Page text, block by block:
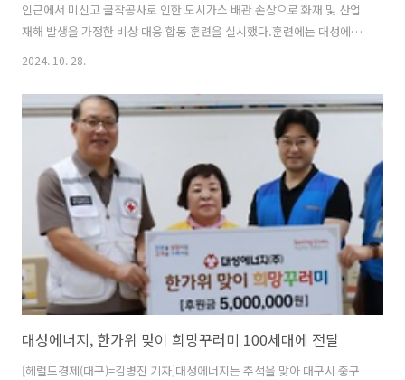
인근에서 미신고 굴착공사로 인한 도시가스 배관 손상으로 화재 및 산업
재해 발생을 가정한 비상 대응 합동 훈련을 실시했다.훈련에는 대성에너
지 임직원, 대구시와 각 구청, 한국가스안전공사 대구광역본부, 대구소
공사로 인해 도시가스 중압 배관이 손상되어 가스누출로 인한 화재 및 산
업재해 발생에 대응해 △종합상황실 상황접수 및 현장 상황 대처 능력 △
재난 단계별 대응과 신속한 복구 능력 △상황실에서 각 관계기관으로 신
속한 상황 전달 능력 △인명 대피 및 구조 등 현장 통제 능력 등을 중점적
으로 점검했다. 중략 원문출처: 헤럴드경제(대구)
https://n.news.nav..
2024. 10. 28.
대성에너지, 한가위 맞이 희망꾸러미 100세대에 전달
[헤럴드경제(대구)=김병진 기자]대성에너지는 추석을 맞아 대구시 중구